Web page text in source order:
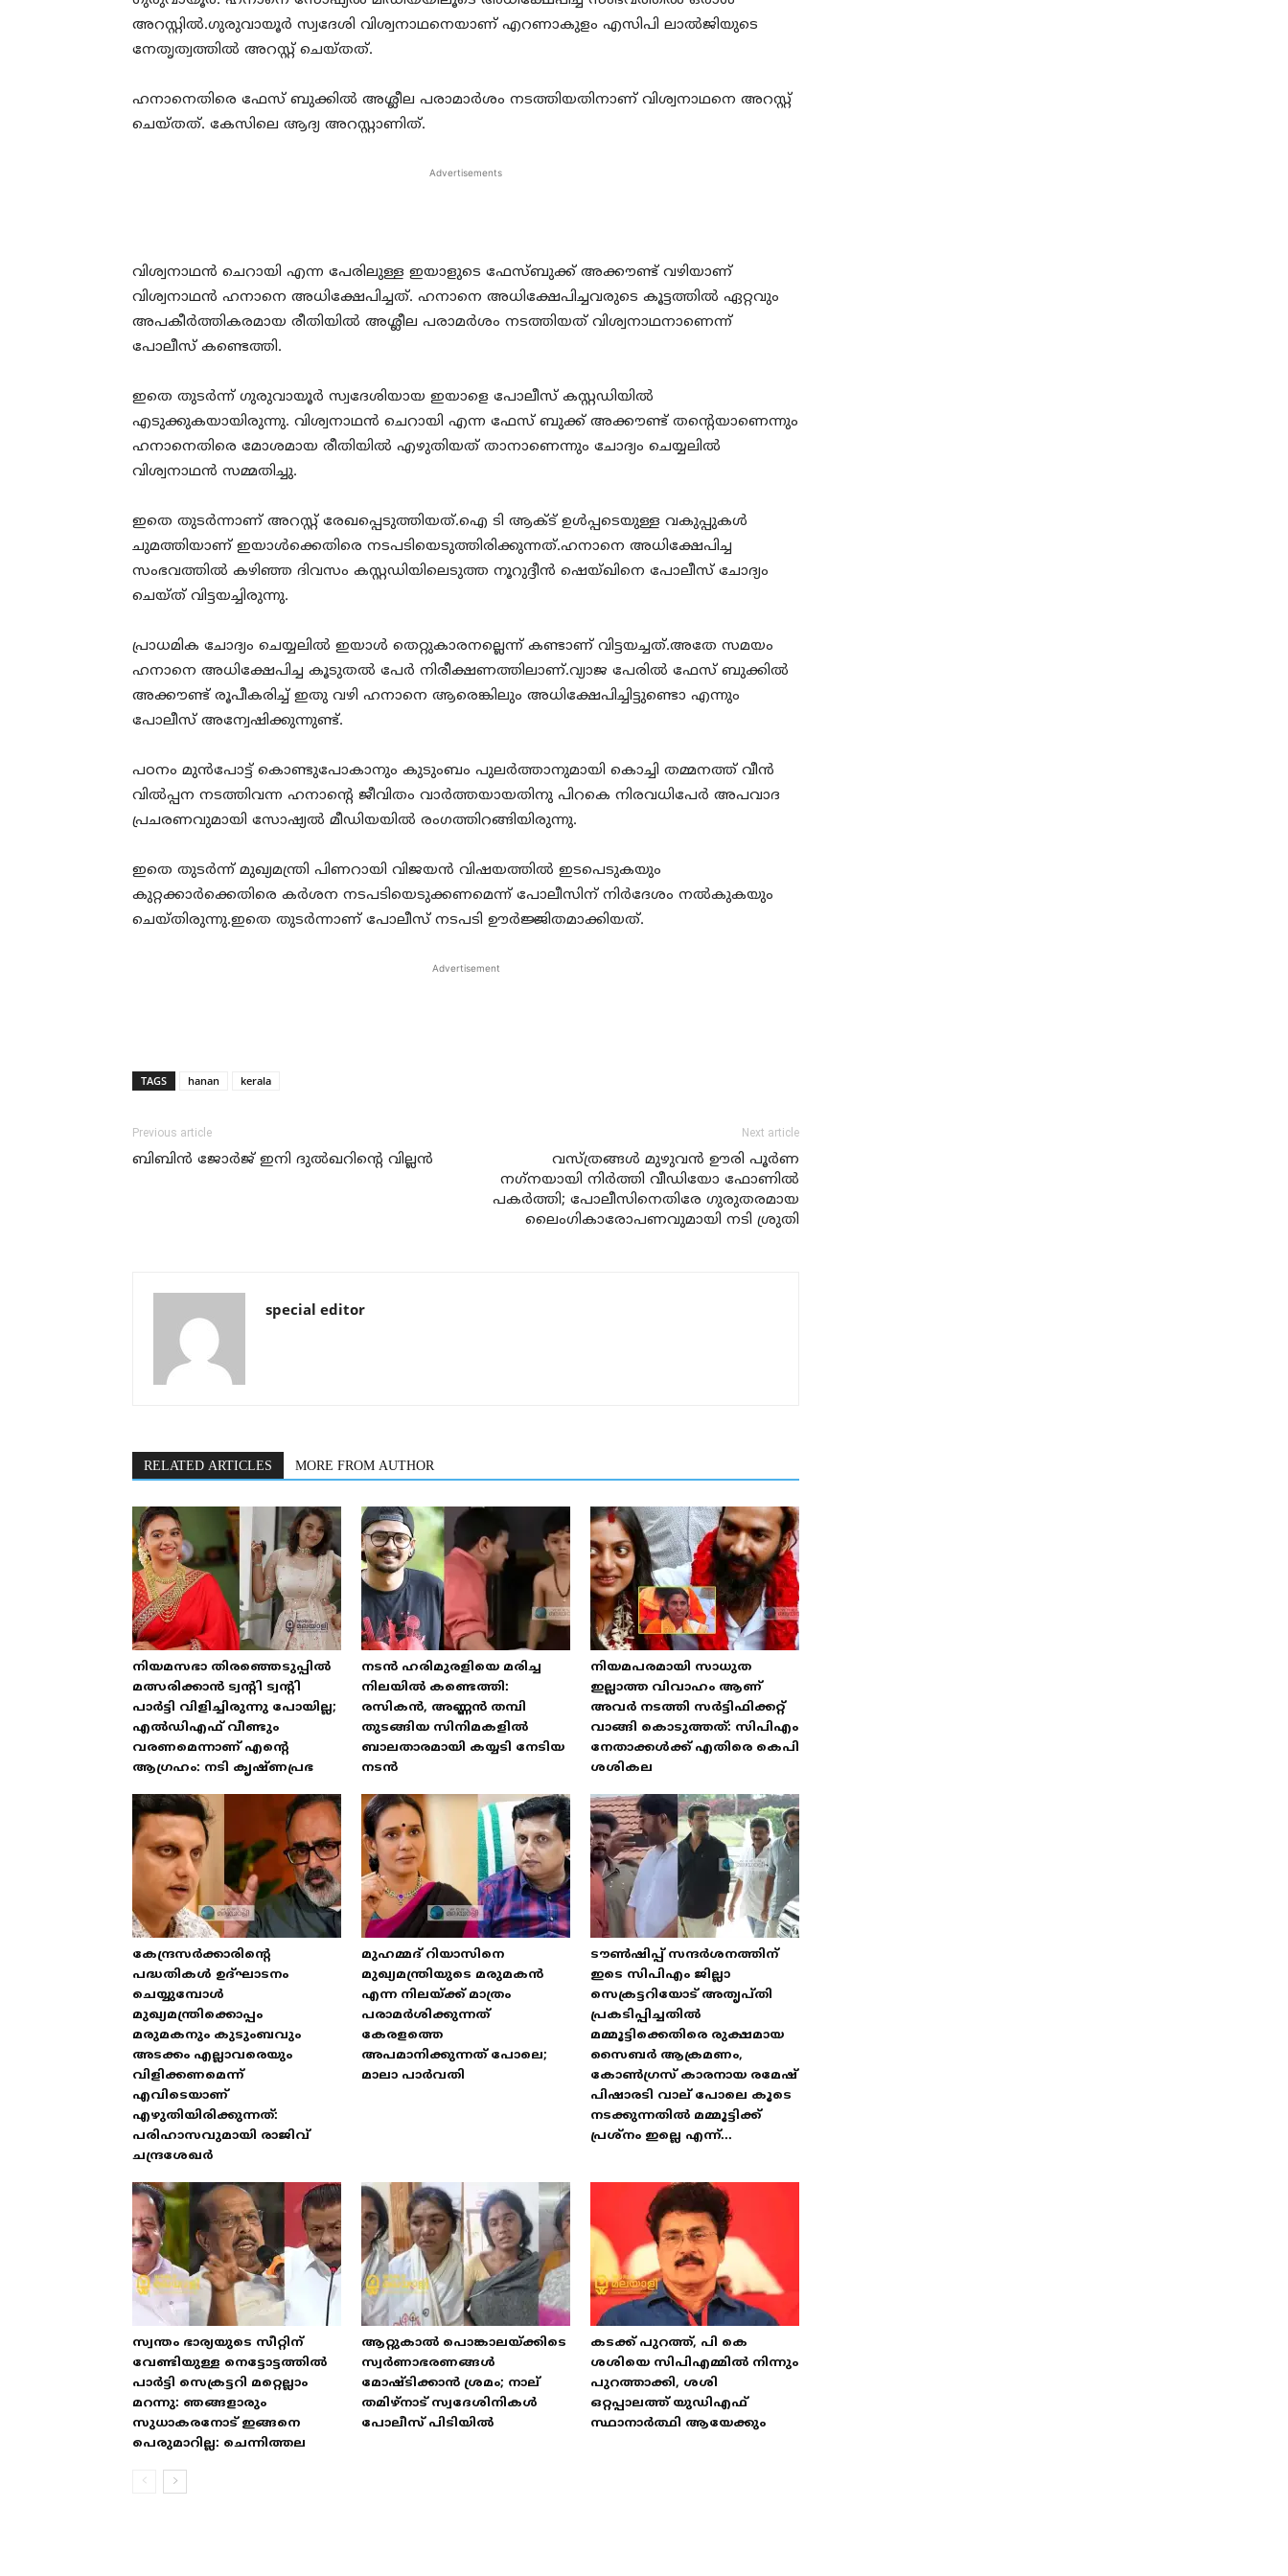
അറസ്റ്റില്‍.ഗുരുവായൂര്‍ സ്വദേശി വിശ്വനാഥനെയാണ് എറണാകുളം എസിപി ലാല്‍ജിയുടെ
നേതൃത്വത്തില്‍ അറസ്റ്റ് ചെയ്തത്.
ഹനാനെതിരെ ഫേസ് ബുക്കില്‍ അശ്ലീല പരാമാര്‍ശം നടത്തിയതിനാണ് വിശ്വനാഥനെ അറസ്റ്റ്
ചെയ്തത്. കേസിലെ ആദ്യ അറസ്റ്റാണിത്.
Advertisements
വിശ്വനാഥന്‍ ചെറായി എന്ന പേരിലുള്ള ഇയാളുടെ ഫേസ്ബുക്ക് അക്കൗണ്ട് വ‍ഴിയാണ്
വിശ്വനാഥന്‍ ഹനാനെ അധിക്ഷേപിച്ചത്. ഹനാനെ അധിക്ഷേപിച്ചവരുടെ കൂട്ടത്തില്‍ ഏറ്റവും
അപകീര്‍ത്തികരമായ രീതിയില്‍ അശ്ലീല പരാമര്‍ശം നടത്തിയത് വിശ്വനാഥനാണെന്ന്
പോലീസ് കണ്ടെത്തി.
ഇതെ തുടര്‍ന്ന് ഗുരുവായൂര്‍ സ്വദേശിയായ ഇയാളെ പോലീസ് കസ്റ്റഡിയില്‍
എടുക്കുകയായിരുന്നു. വിശ്വനാഥന്‍ ചെറായി എന്ന ഫേസ് ബുക്ക് അക്കൗണ്ട് തന്‍റെയാണെന്നും
ഹനാനെതിരെ മോശമായ രീതിയില്‍ എ‍ഴുതിയത് താനാണെന്നും ചോദ്യം ചെയ്യലില്‍
വിശ്വനാഥന്‍ സമ്മതിച്ചു.
ഇതെ തുടര്‍ന്നാണ് അറസ്റ്റ് രേഖപ്പെടുത്തിയത്.ഐ ടി ആക്‌ട് ഉള്‍പ്പടെയുള്ള വകുപ്പുകള്‍
ചുമത്തിയാണ് ഇയാള്‍ക്കെതിരെ നടപടിയെടുത്തിരിക്കുന്നത്.ഹനാനെ അധിക്ഷേപിച്ച
സംഭവത്തില്‍ ക‍ഴിഞ്ഞ ദിവസം കസ്റ്റഡിയിലെടുത്ത നൂറുദ്ദീന്‍ ഷെയ്ഖിനെ പോലീസ് ചോദ്യം
ചെയ്ത് വിട്ടയച്ചിരുന്നു.
പ്രാധമിക ചോദ്യം ചെയ്യലില്‍ ഇയാള്‍ തെറ്റുകാരനല്ലെന്ന് കണ്ടാണ് വിട്ടയച്ചത്.അതേ സമയം
ഹനാനെ അധിക്ഷേപിച്ച കൂടുതല്‍ പേര്‍ നിരീക്ഷണത്തിലാണ്.വ്യാജ പേരില്‍ ഫേസ് ബുക്കില്‍
അക്കൗണ്ട് രൂപീകരിച്ച്‌ ഇതു വ‍ഴി ഹനാനെ ആരെങ്കിലും അധിക്ഷേപിച്ചിട്ടുണ്ടൊ എന്നും
പോലീസ് അന്വേഷിക്കുന്നുണ്ട്.
പഠനം മുന്‍പോട്ട് കൊണ്ടുപോകാനും കുടുംബം പുലര്‍ത്താനുമായി കൊച്ചി തമ്മനത്ത് വീന്‍
വില്‍പ്പന നടത്തിവന്ന ഹനാന്‍റെ ജീവിതം വാര്‍ത്തയായതിനു പിറകെ നിരവധിപേര്‍ അപവാദ
പ്രചരണവുമായി സോഷ്യല്‍ മീഡിയയില്‍ രംഗത്തിറങ്ങിയിരുന്നു.
ഇതെ തുടര്‍ന്ന് മുഖ്യമന്ത്രി പിണറായി വിജയന്‍ വിഷയത്തില്‍ ഇടപെടുകയും
കുറ്റക്കാര്‍ക്കെതിരെ കര്‍ശന നടപടിയെടുക്കണമെന്ന് പോലീസിന് നിര്‍ദേശം നല്‍കുകയും
ചെയ്തിരുന്നു.ഇതെ തുടര്‍ന്നാണ് പോലീസ് നടപടി ഊര്‍ജ്ജിതമാക്കിയത്.
Advertisement
TAGS hanan kerala
Previous article
ബിബിൻ ജോർജ് ഇനി ദുൽഖറിന്റെ വില്ലൻ
Next article
വസ്ത്രങ്ങള്‍ മുഴുവന്‍ ഊരി പൂര്‍ണ
നഗ്‌നയായി നിര്‍ത്തി വീഡിയോ ഫോണില്‍
പകര്‍ത്തി; പോലീസിനെതിരേ ഗുരുതരമായ
ലൈംഗികാരോപണവുമായി നടി ശ്രുതി
special editor
RELATED ARTICLES MORE FROM AUTHOR
നിയമസഭാ തിരഞ്ഞെടുപ്പിൽ
മത്സരിക്കാൻ ട്വന്റി ട്വന്റി
പാർട്ടി വിളിച്ചിരുന്നു പോയില്ല;
എൽഡിഎഫ് വീണ്ടും
വരണമെന്നാണ് എന്റെ
ആഗ്രഹം: നടി കൃഷ്ണപ്രഭ
നടൻ ഹരിമുരളിയെ മരിച്ച
നിലയിൽ കണ്ടെത്തി:
രസികൻ, അണ്ണൻ തമ്പി
തുടങ്ങിയ സിനിമകളിൽ
ബാലതാരമായി കയ്യടി നേടിയ
നടൻ
നിയമപരമായി സാധുത
ഇല്ലാത്ത വിവാഹം ആണ്
അവർ നടത്തി സർട്ടിഫിക്കറ്റ്
വാങ്ങി കൊടുത്തത്: സിപിഎം
നേതാക്കൾക്ക് എതിരെ കെപി
ശശികല
കേന്ദ്രസർക്കാരിന്റെ
പദ്ധതികൾ ഉദ്ഘാടനം
ചെയ്യുമ്പോൾ
മുഖ്യമന്ത്രിക്കൊപ്പം
മരുമകനും കുടുംബവും
അടക്കം എല്ലാവരെയും
വിളിക്കണമെന്ന്
എവിടെയാണ്
എഴുതിയിരിക്കുന്നത്:
പരിഹാസവുമായി രാജിവ്
ചന്ദ്രശേഖർ
മുഹമ്മദ് റിയാസിനെ
മുഖ്യമന്ത്രിയുടെ മരുമകൻ
എന്ന നിലയ്ക്ക് മാത്രം
പരാമർശിക്കുന്നത്
കേരളത്തെ
അപമാനിക്കുന്നത് പോലെ;
മാലാ പാർവതി
ടൗൺഷിപ്പ് സന്ദർശനത്തിന്
ഇടെ സിപിഎം ജില്ലാ
സെക്രട്ടറിയോട് അതൃപ്തി
പ്രകടിപ്പിച്ചതിൽ
മമ്മൂട്ടിക്കെതിരെ രുക്ഷമായ
സൈബർ ആക്രമണം,
കോൺഗ്രസ് കാരനായ രമേഷ്
പിഷാരടി വാല് പോലെ കൂടെ
നടക്കുന്നതിൽ മമ്മൂട്ടിക്ക്
പ്രശ്‌നം ഇല്ലെ എന്ന്...
സ്വന്തം ഭാര്യയുടെ സീറ്റിന്
വേണ്ടിയുള്ള നെട്ടോട്ടത്തിൽ
പാർട്ടി സെക്രട്ടറി മറ്റെല്ലാം
മറന്നു: ഞങ്ങളാരും
സുധാകരനോട് ഇങ്ങനെ
പെരുമാറില്ല: ചെന്നിത്തല
ആറ്റുകാൽ പൊങ്കാലയ്ക്കിടെ
സ്വർണാഭരണങ്ങൾ
മോഷ്ടിക്കാൻ ശ്രമം; നാല്
തമിഴ്‌നാട് സ്വദേശിനികൾ
പോലീസ് പിടിയിൽ
കടക്ക് പുറത്ത്, പി കെ
ശശിയെ സിപിഎമ്മിൽ നിന്നും
പുറത്താക്കി, ശശി
ഒറ്റപ്പാലത്ത് യുഡിഎഫ്
സ്ഥാനാർത്ഥി ആയേക്കും